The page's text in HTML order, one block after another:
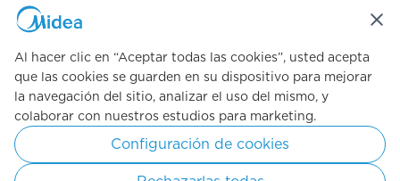
Síguenos en redes sociales
Simply ideal
Copyright © 2026 Midea Centroamérica. Todos los derechos
reservados.
Al hacer clic en “Aceptar todas las cookies”, usted acepta
que las cookies se guarden en su dispositivo para mejorar
la navegación del sitio, analizar el uso del mismo, y
colaborar con nuestros estudios para marketing.
Configuración de cookies